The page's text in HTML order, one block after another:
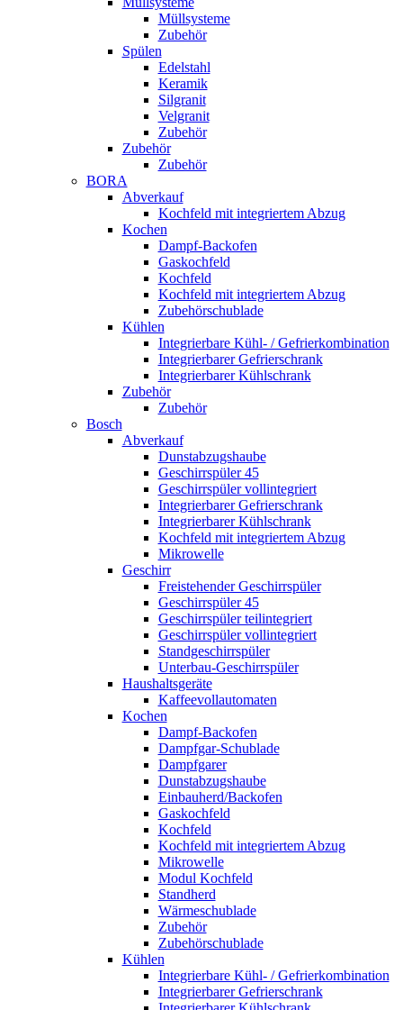
Müllsysteme
Zubehör
Spülen
Edelstahl
Keramik
Silgranit
Velgranit
Zubehör
Zubehör
Zubehör
BORA
Abverkauf
Kochfeld mit integriertem Abzug
Kochen
Dampf-Backofen
Gaskochfeld
Kochfeld
Kochfeld mit integriertem Abzug
Zubehörschublade
Kühlen
Integrierbare Kühl- / Gefrierkombination
Integrierbarer Gefrierschrank
Integrierbarer Kühlschrank
Zubehör
Zubehör
Bosch
Abverkauf
Dunstabzugshaube
Geschirrspüler 45
Geschirrspüler vollintegriert
Integrierbarer Gefrierschrank
Integrierbarer Kühlschrank
Kochfeld mit integriertem Abzug
Mikrowelle
Geschirr
Freistehender Geschirrspüler
Geschirrspüler 45
Geschirrspüler teilintegriert
Geschirrspüler vollintegriert
Standgeschirrspüler
Unterbau-Geschirrspüler
Haushaltsgeräte
Kaffeevollautomaten
Kochen
Dampf-Backofen
Dampfgar-Schublade
Dampfgarer
Dunstabzugshaube
Einbauherd/Backofen
Gaskochfeld
Kochfeld
Kochfeld mit integriertem Abzug
Mikrowelle
Modul Kochfeld
Standherd
Wärmeschublade
Zubehör
Zubehörschublade
Kühlen
Integrierbare Kühl- / Gefrierkombination
Integrierbarer Gefrierschrank